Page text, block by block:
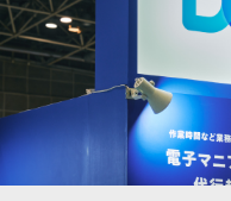
NEWS
FuFuFu Lab